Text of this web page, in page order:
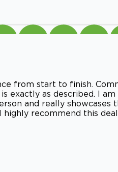
from start to finish.
exactly as described. I
and really
recommend this